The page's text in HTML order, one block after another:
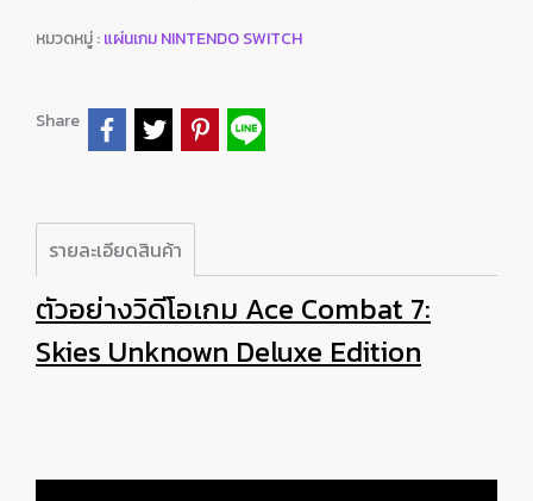
หมวดหมู่ :แผ่นเกม NINTENDO SWITCH
Share
รายละเอียดสินค้า
ตัวอย่างวิดีโอเกม Ace Combat 7:
Skies Unknown Deluxe Edition